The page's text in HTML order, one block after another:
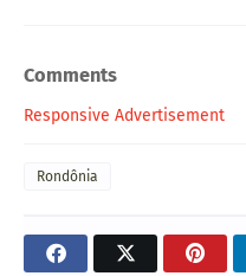
Comments
Responsive Advertisement
Rondônia